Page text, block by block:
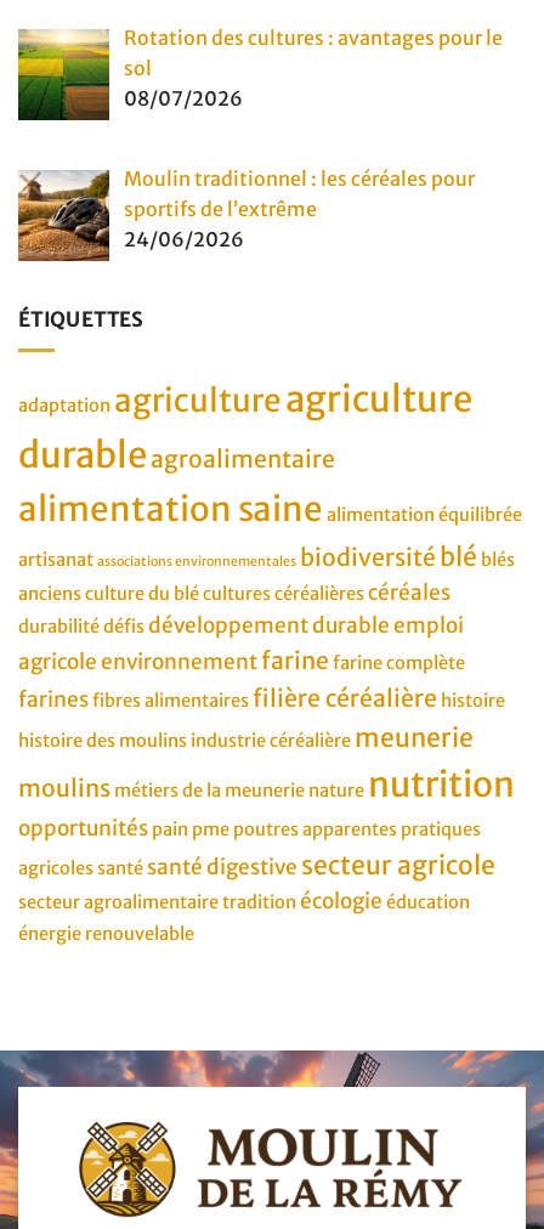
Rotation des cultures : avantages pour le
sol
08/07/2026
Moulin traditionnel : les céréales pour
sportifs de l’extrême
24/06/2026
ÉTIQUETTES
adaptation agricultureagriculture
durable agroalimentaire
alimentation saine alimentation équilibrée
artisanat associations environnementales biodiversité blé blés
anciensculture du blécultures céréalièrescéréales
durabilitédéfisdéveloppement durableemploi
agricoleenvironnementfarine farine complète
farinesfibres alimentairesfilière céréalière histoire
histoire des moulins industrie céréalière meunerie
moulins métiers de la meunerie nature nutrition
opportunités pain pme poutres apparentes pratiques
agricolessanté santé digestive secteur agricole
secteur agroalimentairetradition écologie éducation
énergie renouvelable